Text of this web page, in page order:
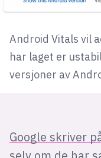
Android Vitals vil
har laget er
versjoner av
Google skriver